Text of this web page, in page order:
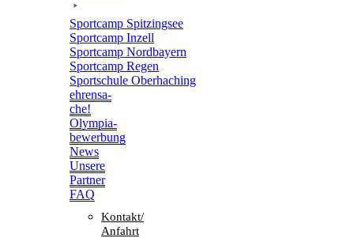
Sport­camp Spitzingsee
Sport­camp Inzell
Sport­camp Nordbayern
Sport­camp Regen
Sport­schule Oberhaching
ehren­sa­
che!
Olym­pia­
be­wer­bung
News
Unsere
Part­ner
FAQ
Kontakt/​​
Anfahrt